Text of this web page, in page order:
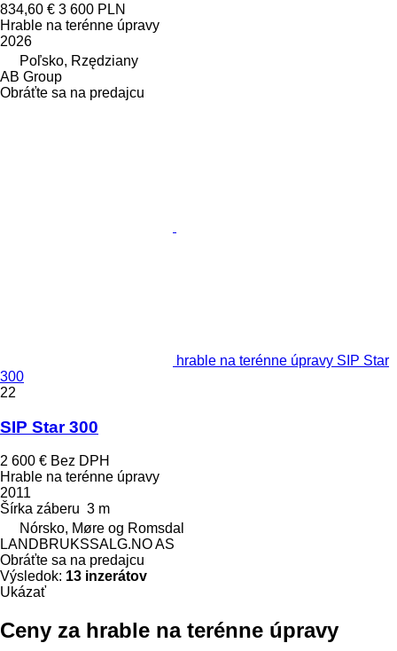
834,60 € 3 600 PLN
Hrable na terénne úpravy
2026
Poľsko, Rzędziany
AB Group
Obráťte sa na predajcu
hrable na terénne úpravy SIP Star
300
22
SIP Star 300
2 600 € Bez DPH
Hrable na terénne úpravy
2011
Šírka záberu 3 m
Nórsko, Møre og Romsdal
LANDBRUKSSALG.NO AS
Obráťte sa na predajcu
Výsledok: 13 inzerátov
Ukázať
Ceny za hrable na terénne úpravy